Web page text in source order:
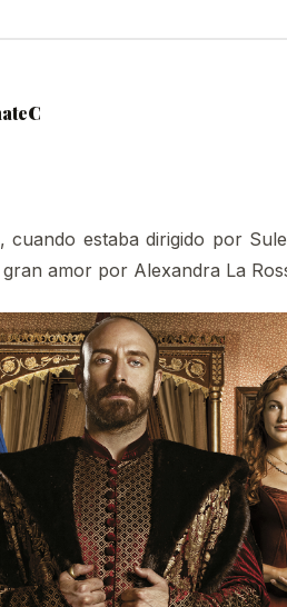
estaba dirigido por
amor por Alexandra La